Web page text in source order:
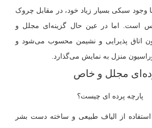
وجود سبکی بسیار زیاد خود، در مقابل چروک
است. اما در عین حال گزینه‌ای مجلل و
اتاق پذیرایی و نشیمن محسوب می‌شود و
منزل به نمایش می‌گذارد.
مجلل و خاص
از الیاف طبیعی و ساخته دست بشر